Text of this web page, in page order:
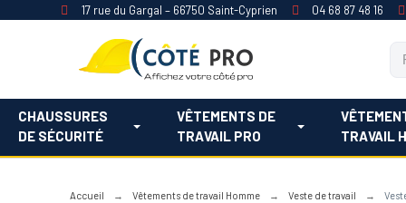
17 rue du Gargal – 66750 Saint-Cyprien 04 68 87 48 16
CHAUSSURES
DE SÉCURITÉ
VÊTEMENTS DE
TRAVAIL PRO
TRAVAIL
Accueil Vêtements de travail Homme Veste de travail